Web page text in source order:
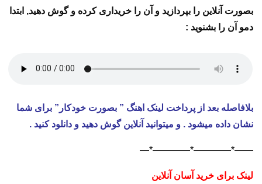
بصورت آنلاین را بپردازید و آن را خریداری کرده و گوش دهید, ابتدا
دمو آن را بشنوید :
بلافاصله بعد از پرداخت لینک اهنگ ” بصورت خودکار” برای شما
نشان داده میشود . و میتوانید آنلاین گوش دهید و دانلود کنید .
——*————*————*—
لینک برای خرید آسان آنلاین